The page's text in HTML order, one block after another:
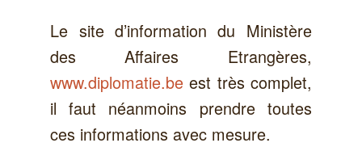
Le site d’information du Ministère
des Affaires Etrangères,
www.diplomatie.be est très complet,
il faut néanmoins prendre toutes
ces informations avec mesure.